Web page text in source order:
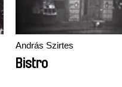
András Szirtes
Bistro